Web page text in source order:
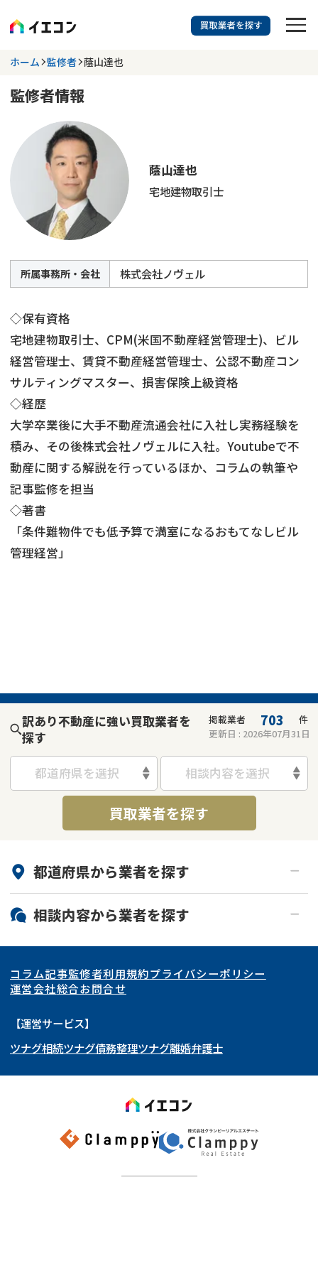
訳あり物件に強い業者を探す
都道府県を選択
掲載業者 703
件
更新日 : 2026年07月31日
業者を探す
相談内容で探す
空き家 事故物件
再建築不可
借地 共有持分
ゴミ屋敷 任意売却
リースバック
不動産コラム
不動産売却
共有持分 底地
訳あり不動産 不動産投資
土地売却 不動産相続
借地 不動産リースバック
任意売却
アンケート調査
業者を探す
ホーム 監修者 蔭山達也
監修者情報
蔭山達也
宅地建物取引士
所属事務所・会社 株式会社ノヴェル
◇保有資格
宅地建物取引士、CPM(米国不動産経営管理士)、ビル
経営管理士、賃貸不動産経営管理士、公認不動産コン
サルティングマスター、損害保険上級資格
◇経歴
大学卒業後に大手不動産流通会社に入社し実務経験を
積み、その後株式会社ノヴェルに入社。Youtubeで不
動産に関する解説を行っているほか、コラムの執筆や
記事監修を担当
◇著書
「条件難物件でも低予算で満室になるおもてなしビル
管理経営」
訳あり不動産に強い買取業者を
探す
掲載業者 703
件
更新日 : 2026年07月31日
都道府県を選択 相談内容を選択
買取業者を探す
都道府県から業者を探す
北海道・東北
北海道 青森県
岩手県 宮城県
秋田県
福島県
関東
東京都 神奈川県
埼玉県
茨城県 群馬県
東海
愛知県
岐阜県 山梨県
関西
大阪府 京都府
和歌山県
北陸・甲信越
富山県
岡山県
九州・沖縄
相談内容から業者を探す
再建築不可
底地
ゴミ屋敷
リースバック
コラム記事監修者利用規約プライバシーポリシー
運営会社総合お問合せ
【運営サービス】
ツナグ相続ツナグ債務整理ツナグ離婚弁護士